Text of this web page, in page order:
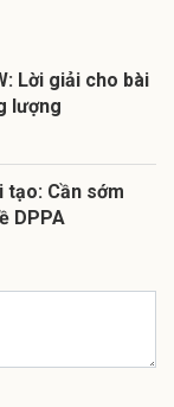
Lời giải cho bài
lượng
tạo: Cần sớm
DPPA